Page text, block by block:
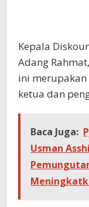
Kepala
Adang
ini
ketua dan
Baca Juga:
Usman